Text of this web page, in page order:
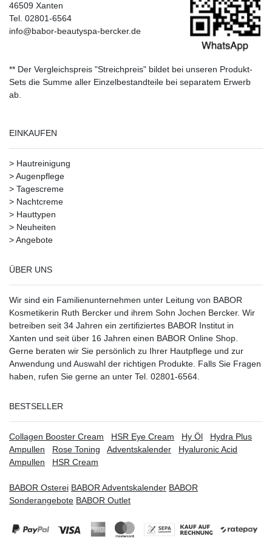
46509 Xanten
Tel. 02801-6564
info@babor-beautyspa-bercker.de
** Der Vergleichspreis "Streichpreis" bildet bei unseren Produkt-
Sets die Summe aller Einzelbestandteile bei separatem Erwerb
ab.
EINKAUFEN
> Hautreinigung
>Augenpflege
> Tagescreme
> Nachtcreme
> Hauttypen
> Neuheiten
>Angebote
ÜBER UNS
Wir sind ein Familienunternehmen unter Leitung von BABOR
Kosmetikerin Ruth Bercker und ihrem Sohn Jochen Bercker. Wir
betreiben seit 34 Jahren ein zertifiziertes BABOR Institut in
Xanten und seit über 16 Jahren einen BABOR Online Shop.
Gerne beraten wir Sie persönlich zu Ihrer Hautpflege und zur
Anwendung und Auswahl der richtigen Produkte. Falls Sie Fragen
haben, rufen Sie gerne an unter Tel. 02801-6564.
BESTSELLER
Collagen Booster Cream HSR Eye Cream Hy Öl
Hydra Plus
Ampullen
Rose Toning Adventskalender
Hyaluronic Acid
Ampullen
HSR Cream
BABOR Osterei BABOR Adventskalender BABOR
Sonderangebote BABOR Outlet